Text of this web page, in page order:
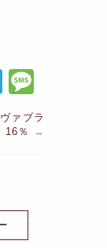
T
el
e
m
e
s
ァブラ
％
→